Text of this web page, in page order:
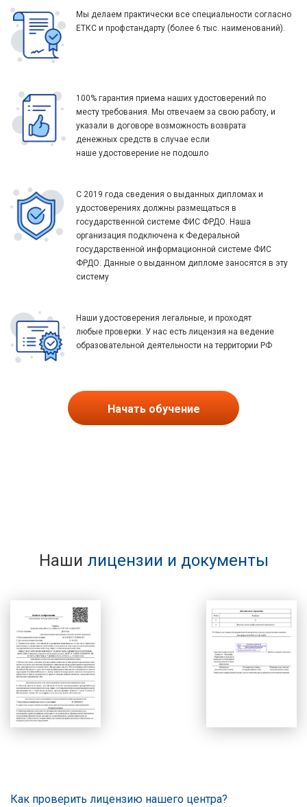
Мы делаем практически все специальности согласно
ЕТКС и профстандарту (более 6 тыс. наименований).
100% гарантия приема наших удостоверений по
месту требования. Мы отвечаем за свою работу, и
указали в договоре возможность возврата
денежных средств в случае если
наше удостоверение не подошло
С 2019 года сведения о выданных дипломах и
удостоверениях должны размещаться в
государственной системе ФИС ФРДО. Наша
организация подключена к Федеральной
государственной информационной системе ФИС
ФРДО. Данные о выданном дипломе заносятся в эту
систему
Наши удостоверения легальные, и проходят
любые проверки. У нас есть лицензия на ведение
образовательной деятельности на территории РФ
Начать обучение
Наши лицензии и документы
Как проверить лицензию нашего центра?